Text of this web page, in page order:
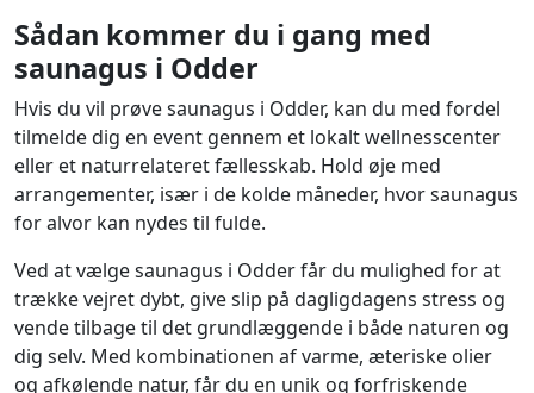
Sådan kommer du i gang med
saunagus i Odder
Hvis du vil prøve saunagus i Odder, kan du med fordel
tilmelde dig en event gennem et lokalt wellnesscenter
eller et naturrelateret fællesskab. Hold øje med
arrangementer, især i de kolde måneder, hvor saunagus
for alvor kan nydes til fulde.
Ved at vælge saunagus i Odder får du mulighed for at
trække vejret dybt, give slip på dagligdagens stress og
vende tilbage til det grundlæggende i både naturen og
dig selv. Med kombinationen af varme, æteriske olier
og afkølende natur, får du en unik og forfriskende